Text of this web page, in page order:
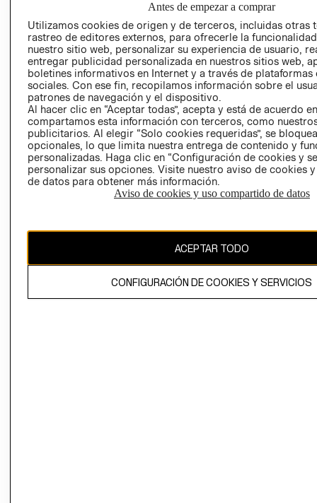
POLÍTICA
EMPRESARIAL
TÉRMINOS Y
CONDICIONES
AVISO DE
PRIVACIDAD
GIFT CARD
COOKIES
Antes de empezar a comprar
Utilizamos cookies de origen y de terceros, incluidas otras
rastreo de editores externos, para ofrecerle la
nuestro sitio web, personalizar su experiencia de usuario,
entregar publicidad personalizada en nuestros sitios web,
boletines informativos en Internet y a través de plataformas
sociales. Con ese fin, recopilamos información sobre el
patrones de navegación y el dispositivo.
Al hacer clic en “Aceptar todas”, acepta y está de acuerdo
compartamos esta información con terceros, como
publicitarios. Al elegir “Solo cookies requeridas”, se
opcionales, lo que limita nuestra entrega de contenido y
personalizadas. Haga clic en “Configuración de cookies y
personalizar sus opciones. Visite nuestro aviso de cookies
de datos para obtener más información.
Aviso de cookies y uso compartido de datos
ACEPTAR TODO
CONFIGURACIÓN DE COOKIES Y SERVICIOS